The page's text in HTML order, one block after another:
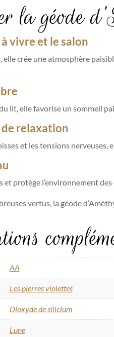
la géode
vivre et le salon
elle crée une atmosphère
lit, elle favorise un sommeil
de relaxation
et les tensions nerveuses,
et protège l’environnement
vertus, la géode
AA
Les pierres violettes
Dioxyde de silicium
Lune